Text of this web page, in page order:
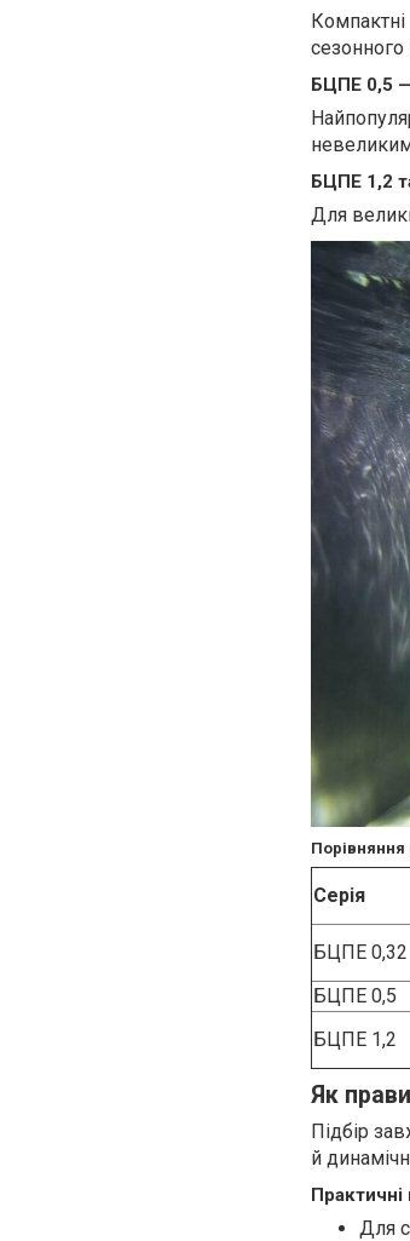
БЦПЕ 0,5 —
БЦПЕ 1,2
Для
Порівняння
Серія
БЦПЕ 0,32
БЦПЕ 0,5
БЦПЕ 1,2
Як
Підбір
й
Для